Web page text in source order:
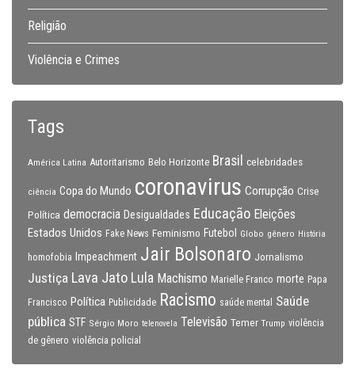
Religião
Violência e Crimes
Tags
América Latina Autoritarismo Belo Horizonte Brasil celebridades
ciência Copa do Mundo coronavirus Corrupção Crise
Política democracia Desigualdades Educação Eleições
Estados Unidos Fake News Feminismo Futebol Globo gênero História
homofobia Impeachment Jair Bolsonaro Jornalismo
Justiça Lava Jato Lula Machismo Marielle Franco morte Papa
Francisco Política Publicidade Racismo saúde mental
Saúde
pública STF Sérgio Moro telenovela Televisão Temer Trump violência
de gênero violência policial